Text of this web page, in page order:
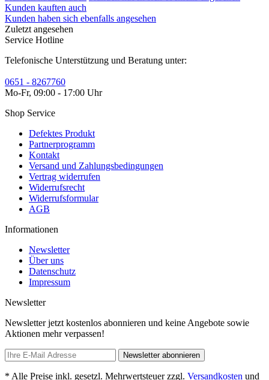
Kunden kauften auch
Kunden haben sich ebenfalls angesehen
Zuletzt angesehen
Service Hotline
Telefonische Unterstützung und Beratung unter:
0651 - 8267760
Mo-Fr, 09:00 - 17:00 Uhr
Shop Service
Defektes Produkt
Partnerprogramm
Kontakt
Versand und Zahlungsbedingungen
Vertrag widerrufen
Widerrufsrecht
Widerrufsformular
AGB
Informationen
Newsletter
Über uns
Datenschutz
Impressum
Newsletter
Newsletter jetzt kostenlos abonnieren und keine Angebote sowie
Aktionen mehr verpassen!
Newsletter abonnieren
* Alle Preise inkl. gesetzl. Mehrwertsteuer zzgl. Versandkosten und